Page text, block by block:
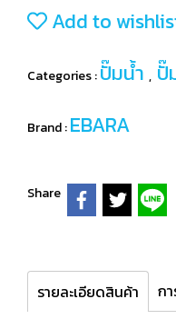
Add to
Categories :ปั๊มน้ำ , ปั๊
Brand :EBARA
Share
รายละเอียดสินค้า ก